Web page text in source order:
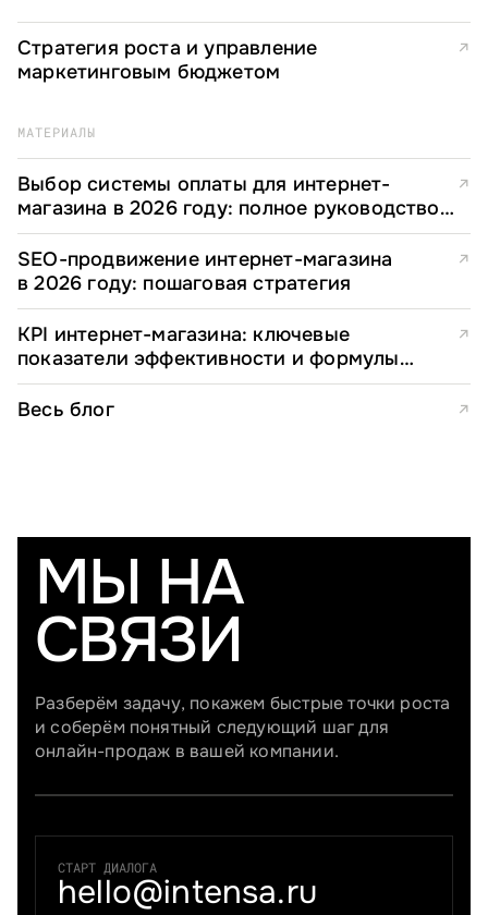
Стратегия роста и управление
маркетинговым бюджетом
↗
МАТЕРИАЛЫ
Выбор системы оплаты для интернет-
магазина в 2026 году: полное руководство
для e-commerce директоров
↗
SEO-продвижение интернет-магазина
в 2026 году: пошаговая стратегия
↗
KPI интернет-магазина: ключевые
показатели эффективности и формулы
расчета
↗
Весь блог ↗
МЫ НА
СВЯЗИ
Разберём задачу, покажем быстрые точки роста
и соберём понятный следующий шаг для
онлайн-продаж в вашей компании.
СТАРТ ДИАЛОГА
hello@intensa.ru